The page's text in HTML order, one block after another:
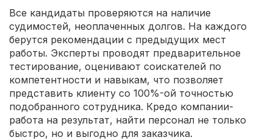
Все кандидаты проверяются на наличие
судимостей, неоплаченных долгов. На каждого
берутся рекомендации с предыдущих мест
работы. Эксперты проводят предварительное
тестирование, оценивают соискателей по
компетентности и навыкам, что позволяет
представить клиенту со 100%-ой точностью
подобранного сотрудника. Кредо компании-
работа на результат, найти персонал не только
быстро, но и выгодно для заказчика.